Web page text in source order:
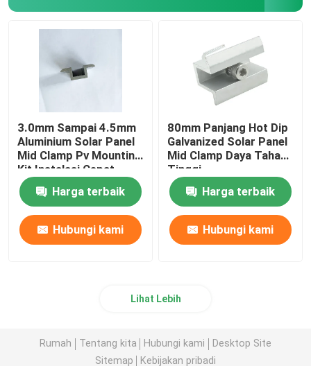
3.0mm Sampai 4.5mm
Aluminium Solar Panel
Mid Clamp Pv Mounting
Kit Instalasi Cepat
Harga terbaik
Hubungi kami
80mm Panjang Hot Dip
Galvanized Solar Panel
Mid Clamp Daya Tahan
Tinggi
Harga terbaik
Hubungi kami
Lihat Lebih
Rumah Tentang kita Hubungi kami
Desktop Site
Sitemap
Kebijakan pribadi